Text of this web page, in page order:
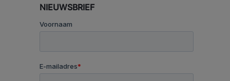
NIEUWSBRIEF